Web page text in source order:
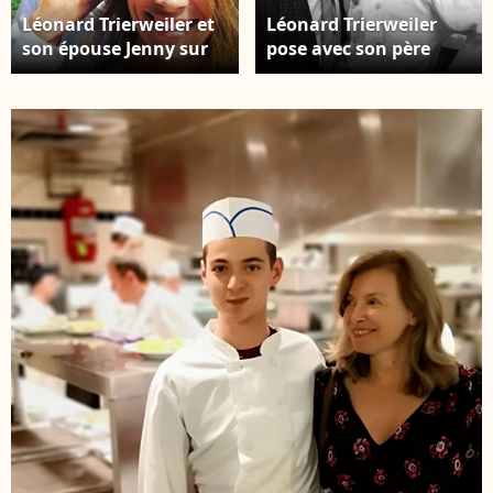
Léonard Trierweiler et
son épouse Jenny sur
Instagram. Le fils de
dame s'est marié à sa
compagne de longue
date le samedi 30
novembre 2019, à New
York.
Léonard Trierweiler
pose avec son père
Denis, à New York, le